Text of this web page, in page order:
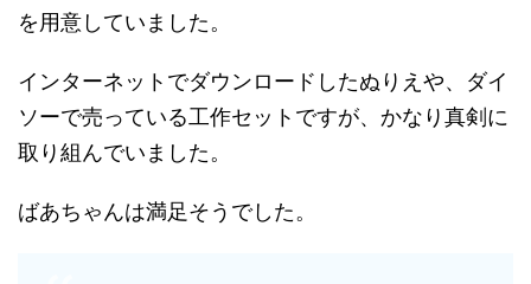
を用意していました。
インターネットでダウンロードしたぬりえや、ダイ
ソーで売っている工作セットですが、かなり真剣に
取り組んでいました。
ばあちゃんは満足そうでした。